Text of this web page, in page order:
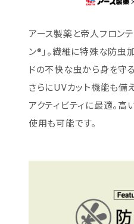
アース製薬と帝人フロン
ン®」。繊維に特殊な防虫
ドの不快な虫から身を守る
さらにUVカット機能も備
アクティビティに最適。
使用も可能です。